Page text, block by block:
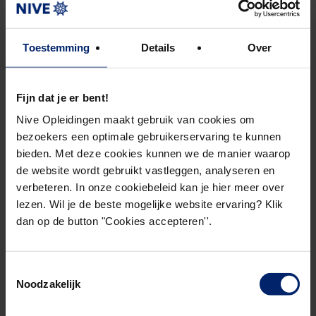
Toestemming Details Over
Fijn dat je er bent!
Nive Opleidingen maakt gebruik van cookies om
bezoekers een optimale gebruikerservaring te kunnen
bieden. Met deze cookies kunnen we de manier waarop
de website wordt gebruikt vastleggen, analyseren en
verbeteren. In onze cookiebeleid kan je hier meer over
lezen. Wil je de beste mogelijke website ervaring? Klik
dan op de button "Cookies accepteren''.
Noodzakelijk
die bijdraagt aan een verdieping van de analyse van
doen collega-ondernemingen het? Verliezen we
Als de analyse eenmaal voltooid is, komt er een
volgend communicatief aspect bij: het
rapporteren, zowel schriftelijk als mondeling. De
rapportage steunt uiteraard op datgene wat uit de
cijfers is afgeleid. Rapportages aan het hogere
management winnen aan kracht als deze getoetst
(kunnen) worden aan de strategie. En als dit
in de onderneming de informatie inwon, geeft men